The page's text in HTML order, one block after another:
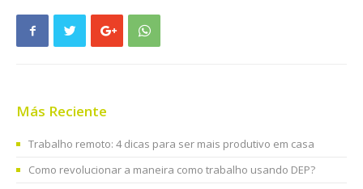
Más Reciente
Trabalho remoto: 4 dicas para ser mais produtivo em casa
Como revolucionar a maneira como trabalho usando DEP?